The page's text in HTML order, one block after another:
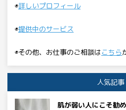
◉詳しいプロフィール
◉提供中のサービス
◉その他、お仕事のご相談はこちら
人気記事
肌が弱い人にこそ勧